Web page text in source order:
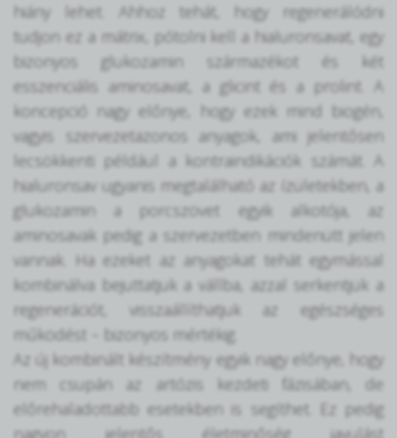
hiány lehet. Ahhoz tehát, hogy regenerálódni
tudjon ez a mátrix, pótolni kell a hialuronsavat, egy
bizonyos glukozamin származékot és két
esszenciális aminosavat, a glicint és a prolint. A
koncepció nagy előnye, hogy ezek mind biogén,
vagyis szervezetazonos anyagok, ami jelentősen
lecsökkenti például a kontraindikációk számát. A
hialuronsav ugyanis megtalálható az ízületekben, a
glukozamin a porcszövet egyik alkotója, az
aminosavak pedig a szervezetben mindenütt jelen
vannak. Ha ezeket az anyagokat tehát egymással
kombinálva bejuttatjuk a vállba, azzal serkentjük a
regenerációt, visszaállíthatjuk az egészséges
működést – bizonyos mértékig.
Az új kombinált készítmény egyik nagy előnye, hogy
nem csupán az artózis kezdeti fázisában, de
előrehaladottabb esetekben is segíthet. Ez pedig